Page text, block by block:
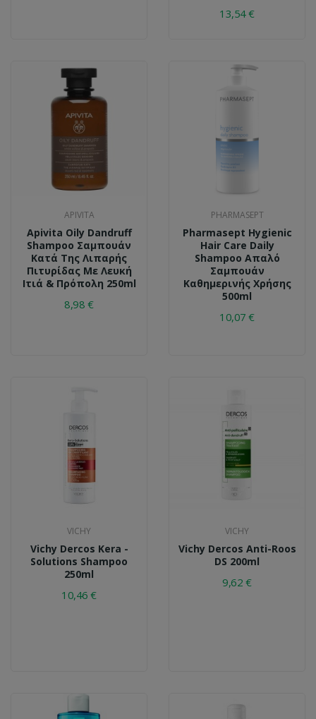
13,54 €
APIVITA
Apivita Oily Dandruff
Shampoo Σαμπουάν
Κατά Της Λιπαρής
Πιτυρίδας Με Λευκή
Ιτιά & Πρόπολη 250ml
8,98 €
PHARMASEPT
Pharmasept Hygienic
Hair Care Daily
Shampoo Απαλό
Σαμπουάν
Kαθημερινής Xρήσης
500ml
10,07 €
VICHY
Vichy Dercos Kera -
Solutions Shampoo
250ml
10,46 €
VICHY
Vichy Dercos Anti-Roos
DS 200ml
9,62 €